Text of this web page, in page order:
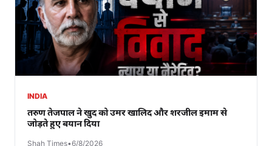
INDIA
तरुण तेजपाल ने खुद को उमर खालिद और शरजील इमाम से
जोड़ते हुए बयान दिया
Shah Times•6/8/2026